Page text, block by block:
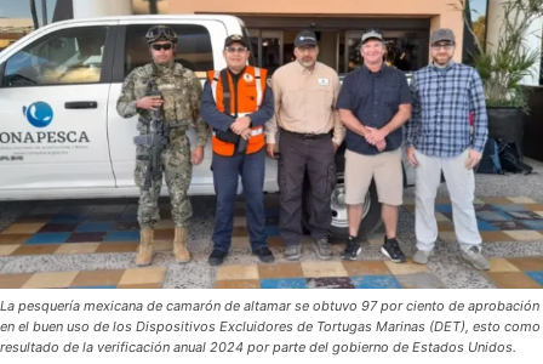
La pesquería mexicana de camarón de altamar se obtuvo 97 por ciento de aprobación
en el buen uso de los Dispositivos Excluidores de Tortugas Marinas (DET), esto como
resultado de la verificación anual 2024 por parte del gobierno de Estados Unidos.